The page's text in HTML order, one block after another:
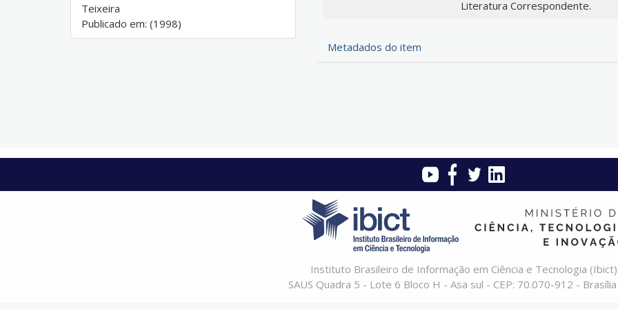
Literatura Correspondente.
Metadados do item
Teixeira
Publicado em: (1998)
Instituto Brasileiro de Informação em Ciência e Tecnologia (Ibict)
SAUS Quadra 5 - Lote 6 Bloco H - Asa sul - CEP: 70.070-912 -